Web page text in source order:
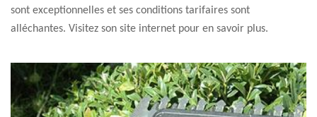
sont exceptionnelles et ses conditions tarifaires sont
alléchantes. Visitez son site internet pour en savoir plus.